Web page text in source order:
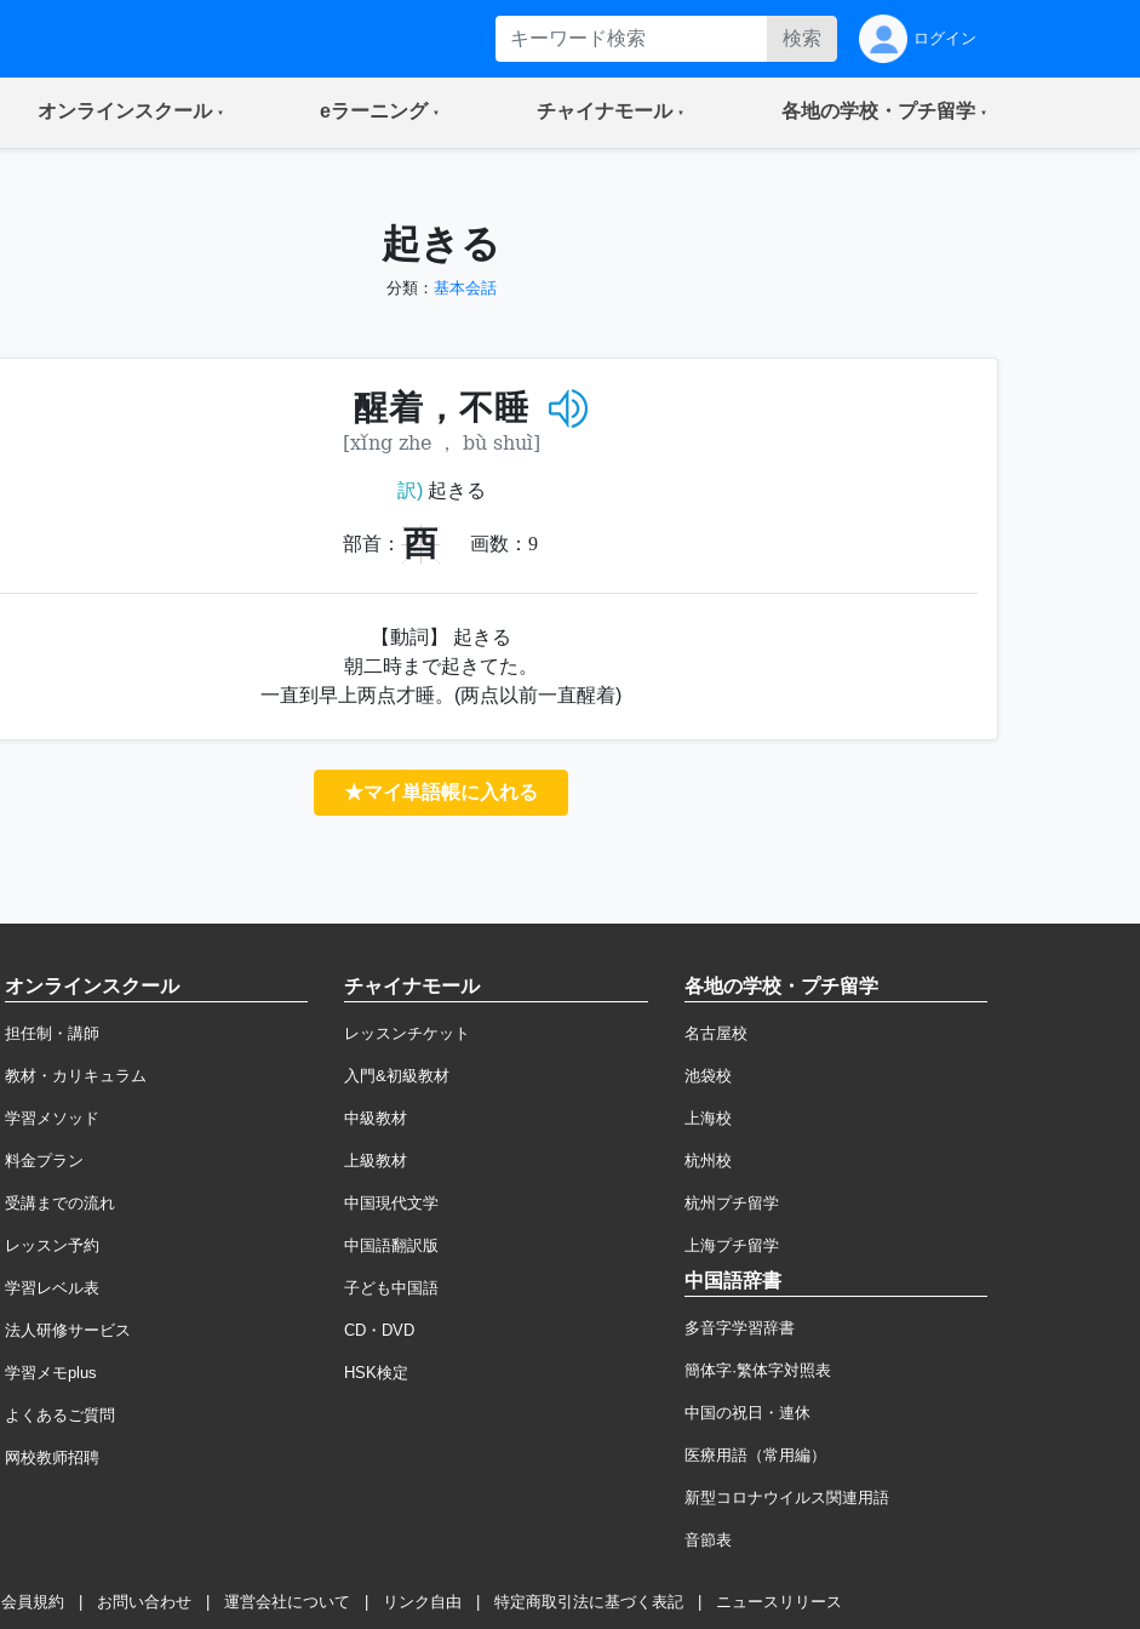
検索 ログイン
オンラインスクール(current) eラーニング(current) チャイナモール(current) 各地の学校・プチ留学(current)
起きる
分類： 基本会話
醒着，不睡
[xǐng zhe ， bù shuì]
訳)起きる
部首： 酉 画数： 9
【動詞】 起きる
朝二時まで起きてた。
一直到早上两点才睡。(两点以前一直醒着)
★マイ単語帳に入れる
オンラインスクール
担任制・講師
教材・カリキュラム
学習メソッド
料金プラン
受講までの流れ
レッスン予約
学習レベル表
法人研修サービス
学習メモplus
よくあるご質問
网校教师招聘
チャイナモール
レッスンチケット
入門&初級教材
中級教材
上級教材
中国現代文学
中国語翻訳版
子ども中国語
CD・DVD
HSK検定
各地の学校・プチ留学
名古屋校
池袋校
上海校
杭州校
杭州プチ留学
上海プチ留学
中国語辞書
多音字学習辞書
簡体字·繁体字対照表
中国の祝日・連休
医療用語（常用編）
新型コロナウイルス関連用語
音節表
会員規約 お問い合わせ 運営会社について リンク自由 特定商取引法に基づく表記 ニュースリリース